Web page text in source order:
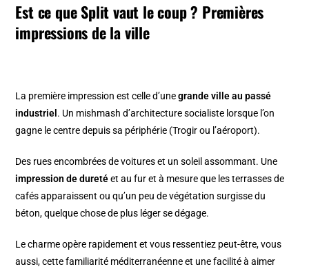
Est ce que Split vaut le coup ? Premières
impressions de la ville
La première impression est celle d’unegrande ville au passé
industriel . Un mishmash d’architecture socialiste lorsque l’on
gagne le centre depuis sa périphérie (Trogir ou l’aéroport).
Des rues encombrées de voitures et un soleil assommant. Une
impression de duretéet au fur et à mesure que les terrasses de
cafés apparaissent ou qu’un peu de végétation surgisse du
béton, quelque chose de plus léger se dégage.
Le charme opère rapidement et vous ressentiez peut-être, vous
aussi, cette familiarité méditerranéenne et une facilité à aimer